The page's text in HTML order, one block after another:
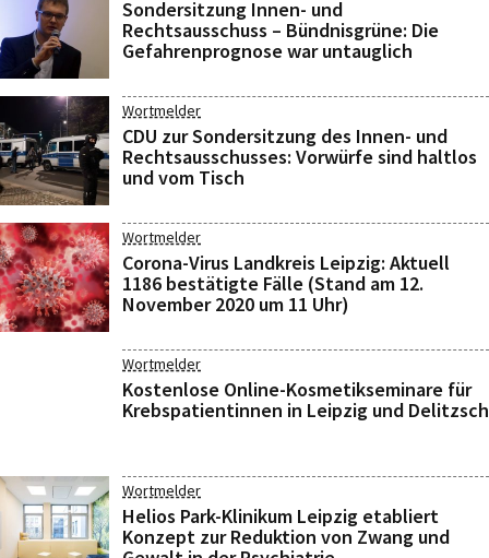
Sondersitzung Innen- und
Rechtsausschuss – Bündnisgrüne: Die
Gefahrenprognose war untauglich
Wortmelder
CDU zur Sondersitzung des Innen- und
Rechtsausschusses: Vorwürfe sind haltlos
und vom Tisch
Wortmelder
Corona-Virus Landkreis Leipzig: Aktuell
1186 bestätigte Fälle (Stand am 12.
November 2020 um 11 Uhr)
Wortmelder
Kostenlose Online-Kosmetikseminare für
Krebspatientinnen in Leipzig und Delitzsch
Wortmelder
Helios Park-Klinikum Leipzig etabliert
Konzept zur Reduktion von Zwang und